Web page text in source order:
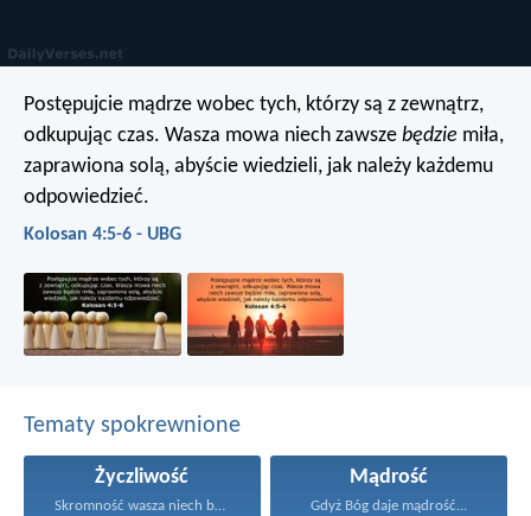
Postępujcie mądrze wobec tych, którzy są z zewnątrz,
odkupując czas. Wasza mowa niech zawsze będzie miła,
zaprawiona solą, abyście wiedzieli, jak należy każdemu
odpowiedzieć.
Kolosan 4:5-6 - UBG
Tematy spokrewnione
Życzliwość
Skromność wasza niech będzie...
Mądrość
Gdyż Bóg daje mądrość...